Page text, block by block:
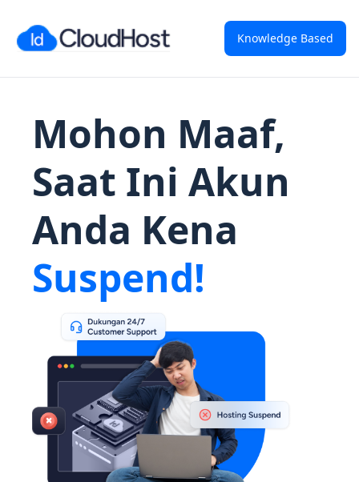
Knowledge Based
Mohon Maaf,
Saat Ini Akun
Anda Kena
Suspend!